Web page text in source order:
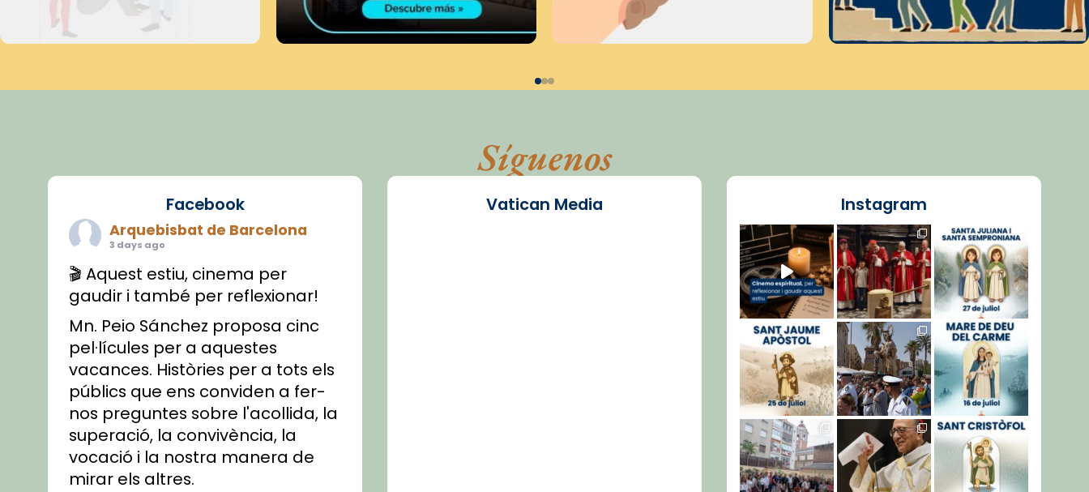
Síguenos
Facebook
Arquebisbat de Barcelona
3 days ago
🎬 Aquest estiu, cinema per
gaudir i també per reflexionar!
Mn. Peio Sánchez proposa cinc
pel·lícules per a aquestes
vacances. Històries per a tots els
públics que ens conviden a fer-
nos preguntes sobre l'acollida, la
superació, la convivència, la
vocació i la nostra manera de
mirar els altres.
Vatican Media Instagram